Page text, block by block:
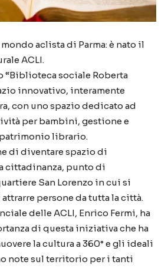
aclista di Parma: è nato il
ACLI.
“Biblioteca sociale Roberta
innovativo, interamente
con uno spazio dedicato ad
per bambini, gestione e
librario.
di diventare spazio di
cittadinanza, punto di
San Lorenzo in cui si
attrarre persone da tutta la città.
delle ACLI, Enrico Fermi, ha
di questa iniziativa che ha
la cultura a 360° e gli ideali
note sul territorio per i tanti